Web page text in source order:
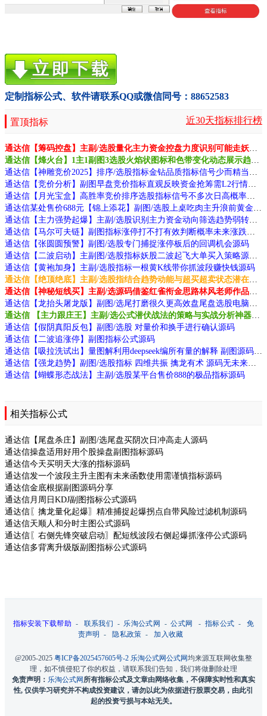
定制指标公式、软件请联系QQ或微信同号：88652583
置顶指标 近30天指标排行榜
通达信【张圆圆预警】副图/选股专门捕捉涨停板后的回调机会源码
通达信【黄袍加身】主副/选股指标一根黄K线带你抓波段赚快钱源码
通达信【假阴真阳反包】副图/选股 对量价和换手进行确认源码
通达信【二波追涨停】副图指标公式源码
通达信【蝴蝶形态战法】主副/选股某平台售价888的极品指标源码
相关指标公式
通达信【尾盘杀庄】副图/选尾盘买阴次日冲高走人源码
通达信操盘适用好用个股操盘副图指标源码
通达信今天买明天大涨的指标源码
通达信发一个波段主升主图有未来函数使用需谨慎指标源码
通达信金底根据副图源码分享
通达信月周日KDJ副图指标公式源码
通达信〖擒龙量化起爆〗精准捕捉起爆拐点自带风险过滤机制源码
通达信天顺人和分时主图公式源码
通达信〖右侧先锋突破启动〗配短线波段右侧起爆抓涨停公式源码
通达信多背离升级版副图指标公式源码
指标安装下载帮助 - 联系我们 - 乐淘公式网 -公式网 -指标公式 -免
责声明 -隐私政策 -加入收藏
@2005-2025 粤ICP备2025457605号-2 乐淘公式网公式网均来源互联网收集整
理，如不慎侵犯了你的权益，请联系我们告知，我们将做删除处理
免责声明： 乐淘公式网所有指标公式及文章由网络收集，不保障实时性和真实
性, 仅供学习研究并不构成投资建议，请勿以此为依据进行股票交易，由此引
起的投资亏损与本站无关。